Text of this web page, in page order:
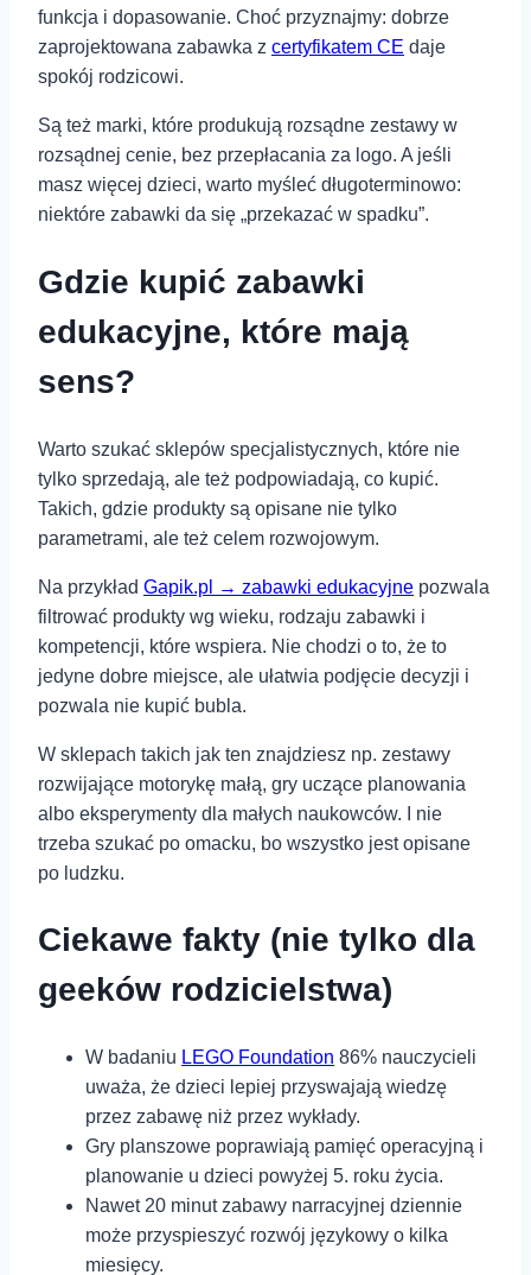
funkcja i dopasowanie. Choć przyznajmy: dobrze
zaprojektowana zabawka z certyfikatem CE daje
spokój rodzicowi.
Są też marki, które produkują rozsądne zestawy w
rozsądnej cenie, bez przepłacania za logo. A jeśli
masz więcej dzieci, warto myśleć długoterminowo:
niektóre zabawki da się „przekazać w spadku”.
Gdzie kupić zabawki
edukacyjne, które mają
sens?
Warto szukać sklepów specjalistycznych, które nie
tylko sprzedają, ale też podpowiadają, co kupić.
Takich, gdzie produkty są opisane nie tylko
parametrami, ale też celem rozwojowym.
Na przykład Gapik.pl → zabawki edukacyjne pozwala
filtrować produkty wg wieku, rodzaju zabawki i
kompetencji, które wspiera. Nie chodzi o to, że to
jedyne dobre miejsce, ale ułatwia podjęcie decyzji i
pozwala nie kupić bubla.
W sklepach takich jak ten znajdziesz np. zestawy
rozwijające motorykę małą, gry uczące planowania
albo eksperymenty dla małych naukowców. I nie
trzeba szukać po omacku, bo wszystko jest opisane
po ludzku.
Ciekawe fakty (nie tylko dla
geeków rodzicielstwa)
W badaniu LEGO Foundation 86% nauczycieli
uważa, że dzieci lepiej przyswajają wiedzę
przez zabawę niż przez wykłady.
Gry planszowe poprawiają pamięć operacyjną i
planowanie u dzieci powyżej 5. roku życia.
Nawet 20 minut zabawy narracyjnej dziennie
może przyspieszyć rozwój językowy o kilka
miesięcy.